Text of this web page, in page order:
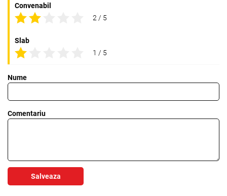
Convenabil
2 / 5
Slab
1 / 5
Nume
Comentariu
Salveaza